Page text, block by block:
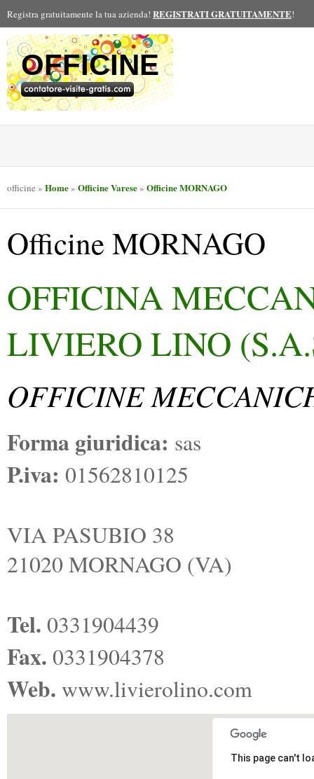
Registra gratuitamente la tua azienda! REGISTRATI GRATUITAMENTE!
OFFICINE
officine » Home» Officine Varese» Officine MORNAGO
Officine MORNAGO
OFFICINA
LIVIERO LINO
OFFICINE
Forma giuridica: sas
P.iva: 01562810125
VIA PASUBIO 38
21020 MORNAGO (VA)
Tel. 0331904439
Fax. 0331904378
Web. www.livierolino.com
This page can't